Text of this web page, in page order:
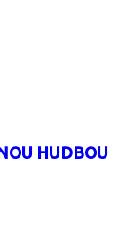
HUDBOU